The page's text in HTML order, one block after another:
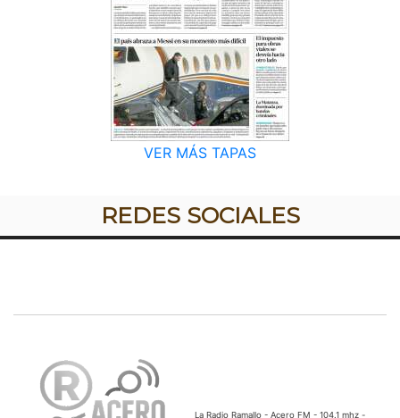
VER MÁS TAPAS
REDES SOCIALES
La Radio Ramallo - Acero FM - 104.1 mhz -